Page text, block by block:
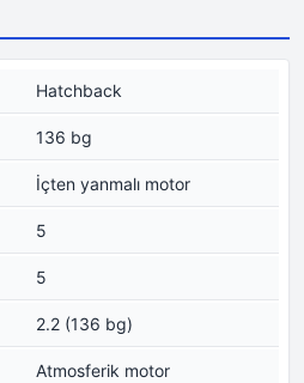
Hatchback
136 bg
İçten yanmalı motor
5
5
2.2 (136 bg)
Atmosferik motor